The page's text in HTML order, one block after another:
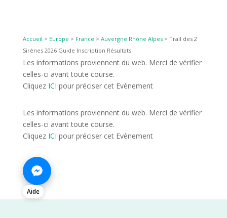
Accueil > Europe > France > Auvergne Rhône Alpes> Trail des 2
Sirènes 2026 Guide Inscription Résultats
Les informations proviennent du web. Merci de vérifier
celles-ci avant toute course.
Cliquez ICI pour préciser cet Evènement
Les informations proviennent du web. Merci de vérifier
celles-ci avant toute course.
Cliquez ICI pour préciser cet Evènement
Aide